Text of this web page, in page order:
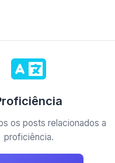
os posts relacionados a
proficiência.